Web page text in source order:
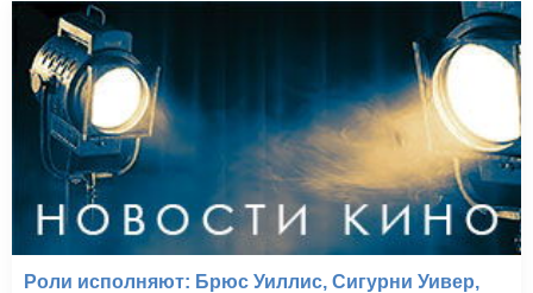
Роли исполняют: Брюс Уиллис, Сигурни Уивер,